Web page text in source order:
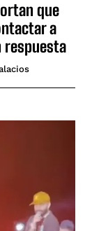
que
a
respuesta